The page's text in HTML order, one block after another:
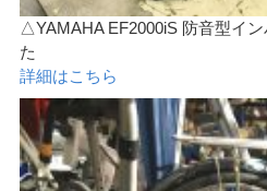
△YAMAHA EF2000iS 防音型イ
た
詳細はこちら